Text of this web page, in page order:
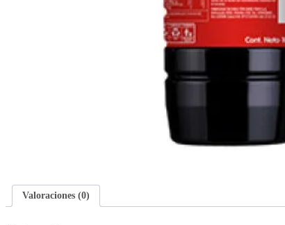
Valoraciones (0)